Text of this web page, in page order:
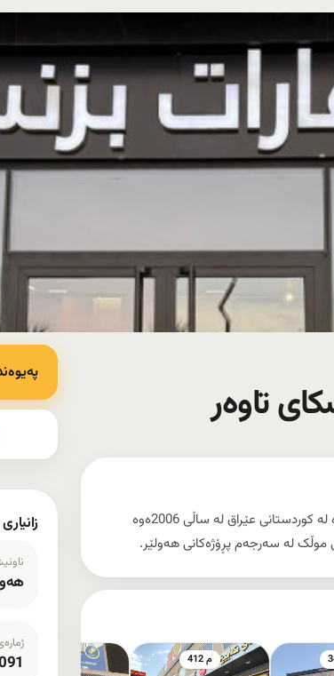
تاوەر
عقارات بزنس دەی لقی سکای تاوەر, دەزگایەکی مۆڵەتپێدراوی خانووبەرە لە کوردستانی عێراق لە ساڵی 2006ەوە
412 م